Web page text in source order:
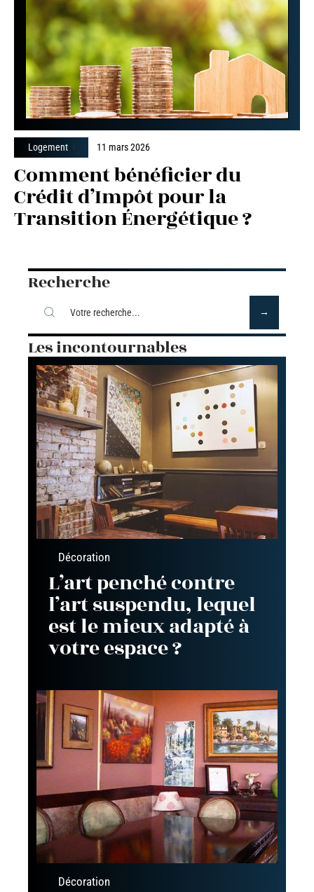
Logement 11 mars 2026
Comment bénéficier du
Crédit d’Impôt pour la
Transition Énergétique ?
Recherche
Les incontournables
Décoration
L’art penché contre
l’art suspendu, lequel
est le mieux adapté à
votre espace ?
Décoration